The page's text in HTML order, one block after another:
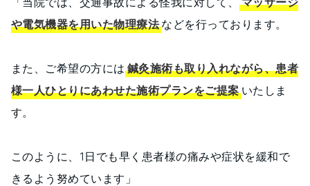
や電気機器を用いた物理療法などを行っております。
また、ご希望の方には 鍼灸施術も取り入れながら、患者
様一人ひとりにあわせた施術プランをご提案いたしま
す。
このように、1日でも早く患者様の痛みや症状を緩和で
きるよう努めています」